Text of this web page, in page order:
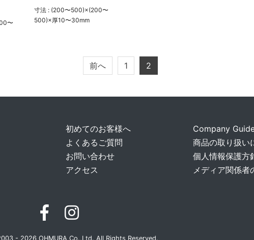
〜
寸法 : (200〜500)×(200〜
500)×厚10〜30mm
前へ 1 2
初めてのお客様へ
よくあるご質問
お問い合わせ
アクセス
Company
商品の取り扱い
個人情報保護方
メディア関係者
- 2026 OHMURA Co.,Ltd. All Rights Reserved.